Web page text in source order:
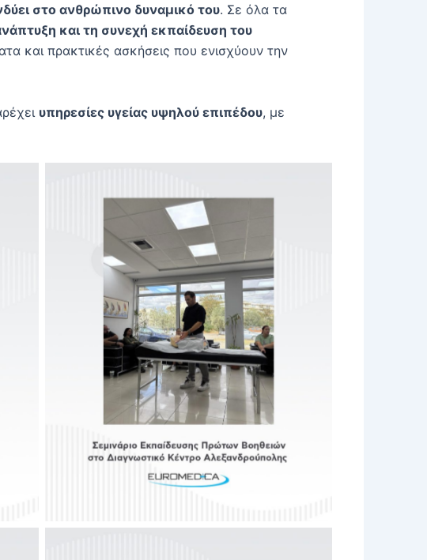
στο ανθρώπινο δυναμικό του. Σε όλα τα
και τη συνεχή εκπαίδευση του
και πρακτικές ασκήσεις που ενισχύουν την
υπηρεσίες υγείας υψηλού επιπέδου, με
No Caption